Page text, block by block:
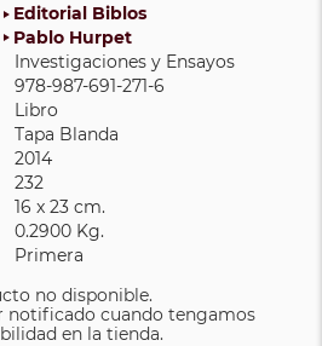
Editorial Biblos
Pablo Hurpet
Investigaciones y Ensayos
978-987-691-271-6
Libro
Tapa Blanda
2014
232
16 x 23 cm.
0.2900 Kg.
Primera
no disponible.
notificado cuando tengamos
en la tienda.